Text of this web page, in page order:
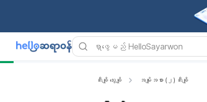
ဆီးချို သွေးချို အမျိုးအစား (၂) ဆီးချို